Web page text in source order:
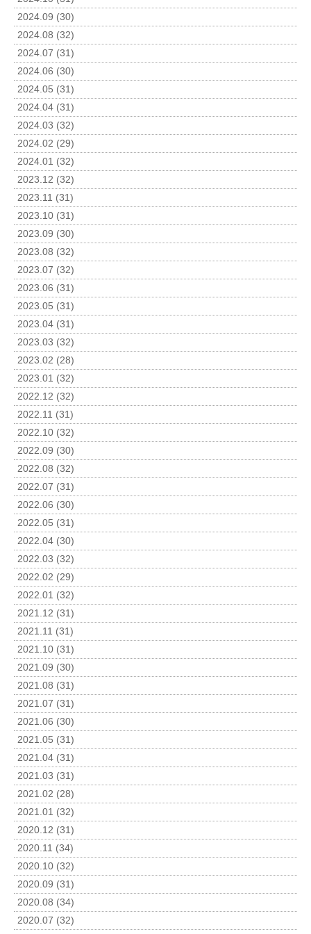
2024.09 (30)
2024.08 (32)
2024.07 (31)
2024.06 (30)
2024.05 (31)
2024.04 (31)
2024.03 (32)
2024.02 (29)
2024.01 (32)
2023.12 (32)
2023.11 (31)
2023.10 (31)
2023.09 (30)
2023.08 (32)
2023.07 (32)
2023.06 (31)
2023.05 (31)
2023.04 (31)
2023.03 (32)
2023.02 (28)
2023.01 (32)
2022.12 (32)
2022.11 (31)
2022.10 (32)
2022.09 (30)
2022.08 (32)
2022.07 (31)
2022.06 (30)
2022.05 (31)
2022.04 (30)
2022.03 (32)
2022.02 (29)
2022.01 (32)
2021.12 (31)
2021.11 (31)
2021.10 (31)
2021.09 (30)
2021.08 (31)
2021.07 (31)
2021.06 (30)
2021.05 (31)
2021.04 (31)
2021.03 (31)
2021.02 (28)
2021.01 (32)
2020.12 (31)
2020.11 (34)
2020.10 (32)
2020.09 (31)
2020.08 (34)
2020.07 (32)